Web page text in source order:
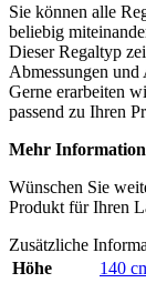
Sie können alle
beliebig
Dieser Regaltyp
Abmessungen
Gerne erarbeiten
passend zu Ihren
Mehr
Wünschen Sie
Produkt für Ihren
Zusätzliche
Höhe
140